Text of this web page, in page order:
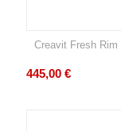
Creavit Fresh
445,00 €